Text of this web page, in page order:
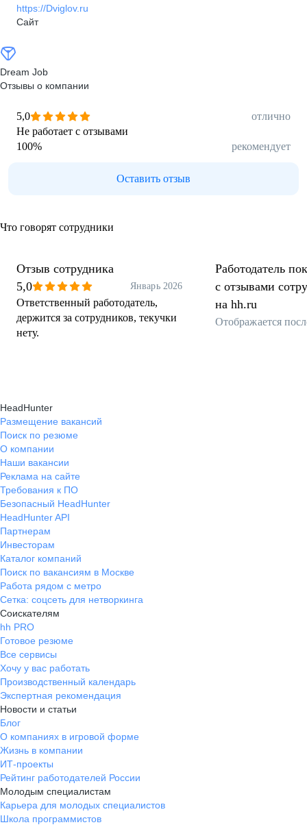
https://Dviglov.ru
Сайт
Dream Job
Отзывы о компании
5,0
отлично
Не работает с отзывами
100% рекомендует
Оставить отзыв
Что говорят сотрудники
Отзыв сотрудника
5,0
Январь 2026
Ответственный работодатель,
держится за сотрудников, текучки
нету.
Работодатель
с отзывами
на hh.ru
Отображается
HeadHunter
Размещение вакансий
Поиск по резюме
О компании
Наши вакансии
Реклама на сайте
Требования к ПО
Безопасный HeadHunter
HeadHunter API
Партнерам
Инвесторам
Каталог компаний
Поиск по вакансиям в Москве
Работа рядом с метро
Сетка: соцсеть для нетворкинга
Соискателям
hh PRO
Готовое резюме
Все сервисы
Хочу у вас работать
Производственный календарь
Экспертная рекомендация
Новости и статьи
Блог
О компаниях в игровой форме
Жизнь в компании
ИТ-проекты
Рейтинг работодателей России
Молодым специалистам
Карьера для молодых специалистов
Школа программистов